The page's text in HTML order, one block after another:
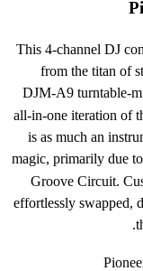
This 4-channel DJ
from the titan of
DJM-A9 turntable-
all-in-one iteration of
is as much an
magic, primarily due
Groove Circuit.
effortlessly swapped,